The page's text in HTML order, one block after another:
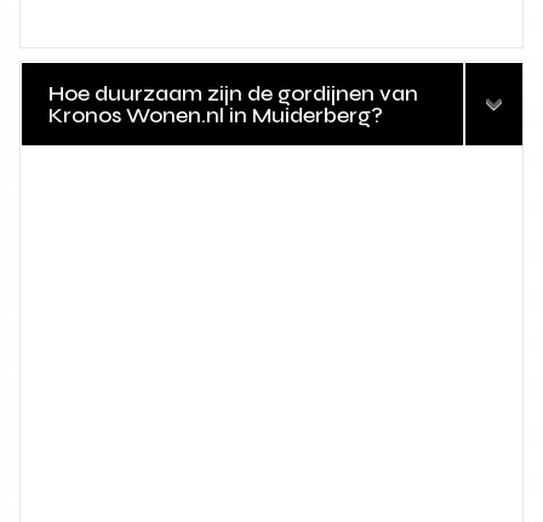
Hoe duurzaam zijn de gordijnen van
Kronos Wonen.nl in Muiderberg?